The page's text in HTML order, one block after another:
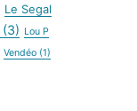
Le Segal
(3) Lou P
Vendéo (1)